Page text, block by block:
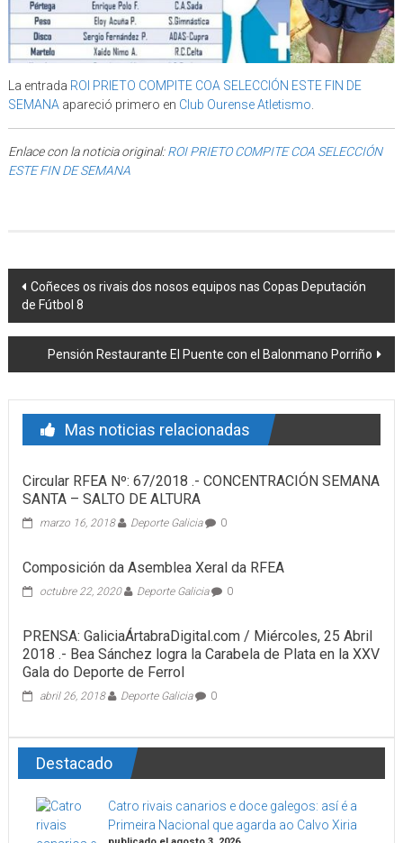
La entrada ROI PRIETO COMPITE COA SELECCIÓN ESTE FIN DE
SEMANAapareció primero en Club Ourense Atletismo.
Enlace con la noticia original:ROI PRIETO COMPITE COA SELECCIÓN
ESTE FIN DE SEMANA
Post navigation
Coñeces os rivais dos nosos equipos nas Copas Deputación
de Fútbol 8
Pensión Restaurante El Puente con el Balonmano Porriño
Mas noticias relacionadas
Circular RFEA Nº: 67/2018 .- CONCENTRACIÓN SEMANA
SANTA – SALTO DE ALTURA
marzo 16, 2018 Deporte Galicia 0
Composición da Asemblea Xeral da RFEA
octubre 22, 2020 Deporte Galicia 0
PRENSA: GaliciaÁrtabraDigital.com / Miércoles, 25 Abril
2018 .- Bea Sánchez logra la Carabela de Plata en la XXV
Gala do Deporte de Ferrol
abril 26, 2018 Deporte Galicia 0
Destacado
Catro rivais canarios e doce galegos: así é a
Primeira Nacional que agarda ao Calvo Xiria